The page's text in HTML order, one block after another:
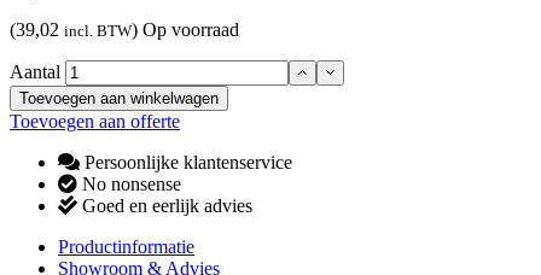
(39,02 incl. BTW) Op voorraad
Aantal
Toevoegen aan winkelwagen
Toevoegen aan offerte
Persoonlijke klantenservice
No nonsense
Goed en eerlijk advies
Productinformatie
Showroom & Advies